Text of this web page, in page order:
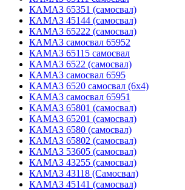
КАМАЗ 65351 (самосвал)
КАМАЗ 45144 (самосвал)
КАМАЗ 65222 (самосвал)
КАМАЗ самосвал 65952
КАМАЗ 65115 самосвал
КАМАЗ 6522 (самосвал)
КАМАЗ самосвал 6595
КАМАЗ 6520 самосвал (6х4)
КАМАЗ самосвал 65951
КАМАЗ 65801 (самосвал)
КАМАЗ 65201 (самосвал)
КАМАЗ 6580 (самосвал)
КАМАЗ 65802 (самосвал)
КАМАЗ 53605 (самосвал)
КАМАЗ 43255 (самосвал)
КАМАЗ 43118 (Самосвал)
КАМАЗ 45141 (самосвал)